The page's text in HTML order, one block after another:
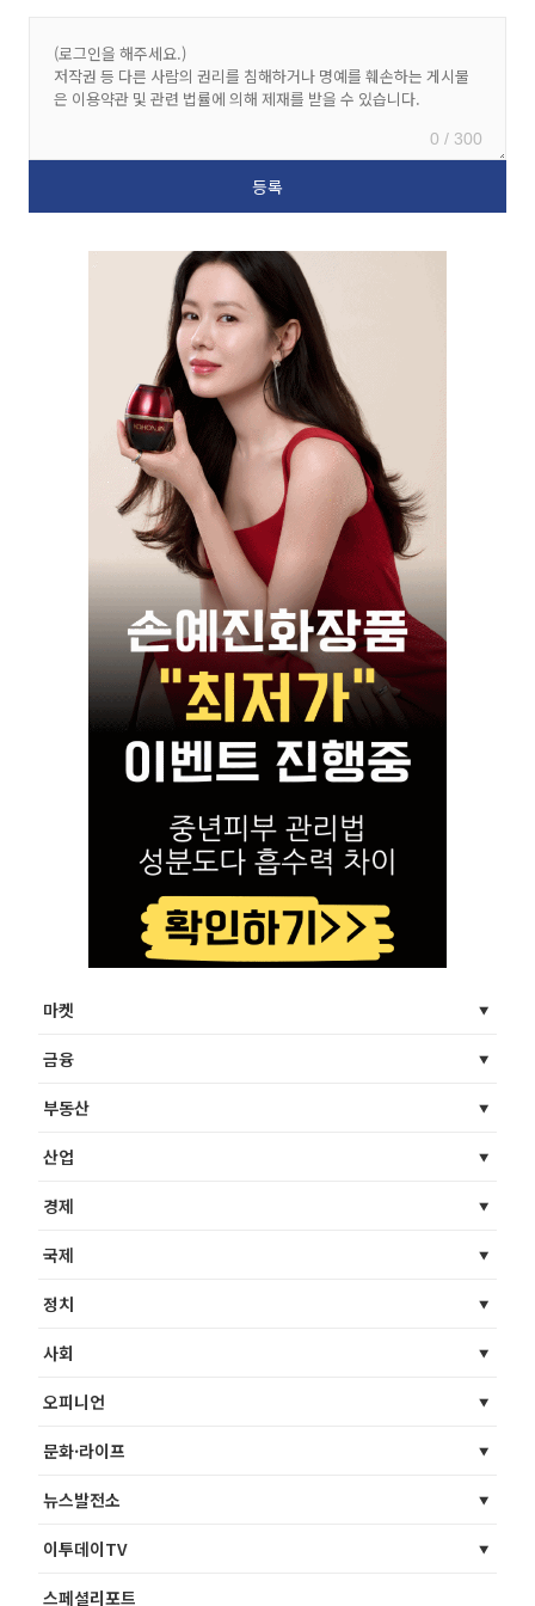
0 / 300
마켓
금융
부동산
산업
경제
국제
정치
사회
오피니언
문화·라이프
뉴스발전소
이투데이TV
스페셜리포트